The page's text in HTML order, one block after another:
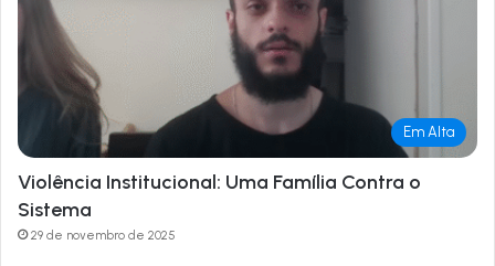
Em Alta
Violência Institucional: Uma Família Contra o
Sistema
29 de novembro de 2025